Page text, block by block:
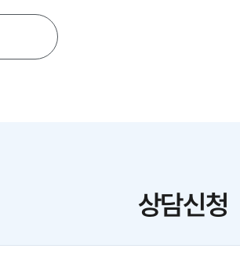
상담신청